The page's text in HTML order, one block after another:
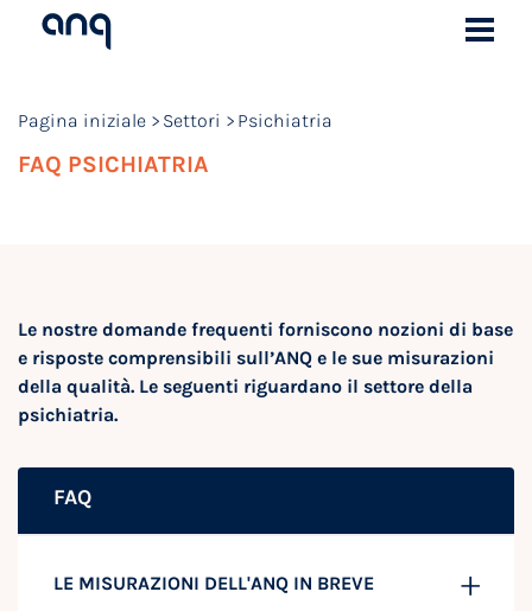
Pagina iniziale Settori Psichiatria
FAQ PSICHIATRIA
Le nostre domande frequenti forniscono nozioni di base
e risposte comprensibili sull’ANQ e le sue misurazioni
della qualità. Le seguenti riguardano il settore della
psichiatria.
FAQ
LE MISURAZIONI DELL'ANQ IN BREVE